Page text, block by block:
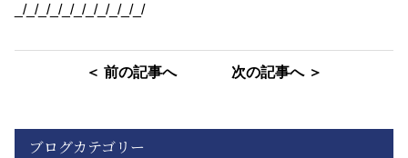
ブログカテゴリー
_/_/_/_/_/_/_/_/_/_/_/
＜ 前の記事へ 次の記事へ ＞